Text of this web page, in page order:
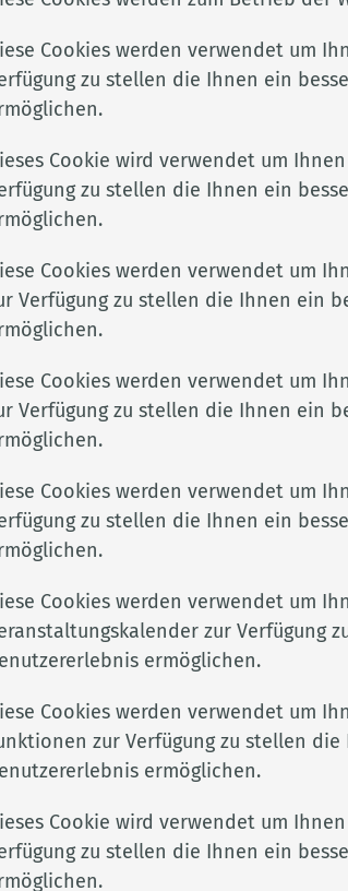
jedoch auch auf eigenen
des Wasserrechts usw. dazu
2002)
(seuchen-)hygienischen
Nebenprodukte von BSE-
Lebensmitteln bis hin zu Gülle.
und verarbeiten, z. B.
unterliegen der
Adresse
Landkreis Cloppenburg
Eschstr. 29
Cookies werden verwendet um
zu stellen die Ihnen ein
Cookie wird verwendet um
zu stellen die Ihnen ein
Cookies werden verwendet um
Verfügung zu stellen die Ihnen ein
Cookies werden verwendet um
Verfügung zu stellen die Ihnen ein
Cookies werden verwendet um
zu stellen die Ihnen ein
Cookies werden verwendet um
zur Verfügung
ermöglichen.
Cookies werden verwendet um
zur Verfügung zu stellen die
ermöglichen.
Cookie wird verwendet um
zu stellen die Ihnen ein